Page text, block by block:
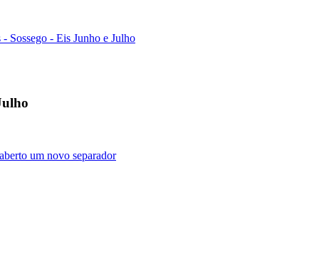
Sossego - Eis Junho e Julho
um novo separador